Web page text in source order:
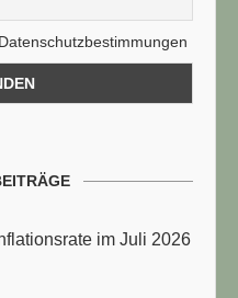
im Juli 2026